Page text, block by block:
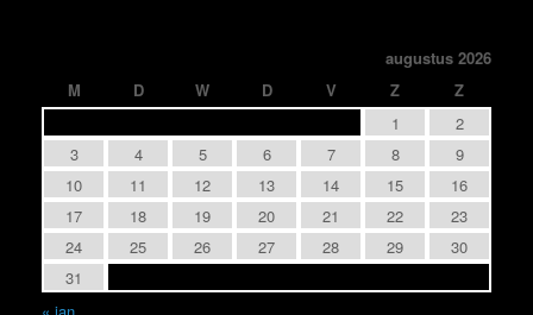
augustus 2026
M
D W D V Z
Z
1
2
3
4 5 6 7 8
9
10
11 12 13 14 15
16
17
18 19 20 21 22
23
24
25 26 27 28 29
30
31
« jan